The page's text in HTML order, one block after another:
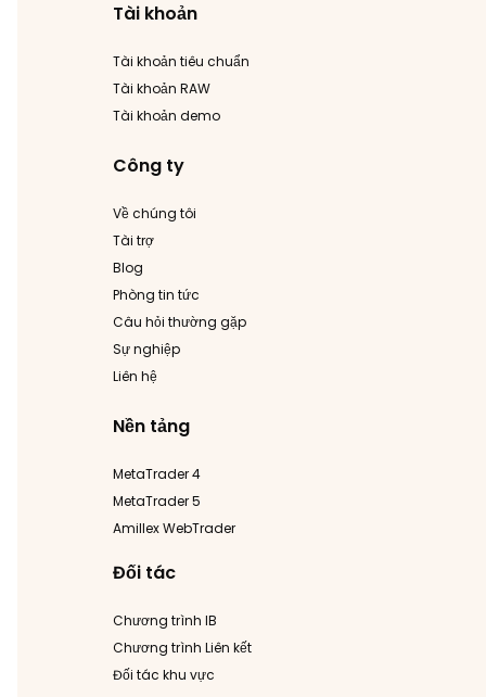
Tài khoản
Tài khoản tiêu chuẩn
Tài khoản RAW
Tài khoản demo
Công ty
Về chúng tôi
Tài trợ
Blog
Phòng tin tức
Câu hỏi thường gặp
Sự nghiệp
Liên hệ
Nền tảng
MetaTrader 4
MetaTrader 5
Amillex WebTrader
Đối tác
Chương trình IB
Chương trình Liên kết
Đối tác khu vực